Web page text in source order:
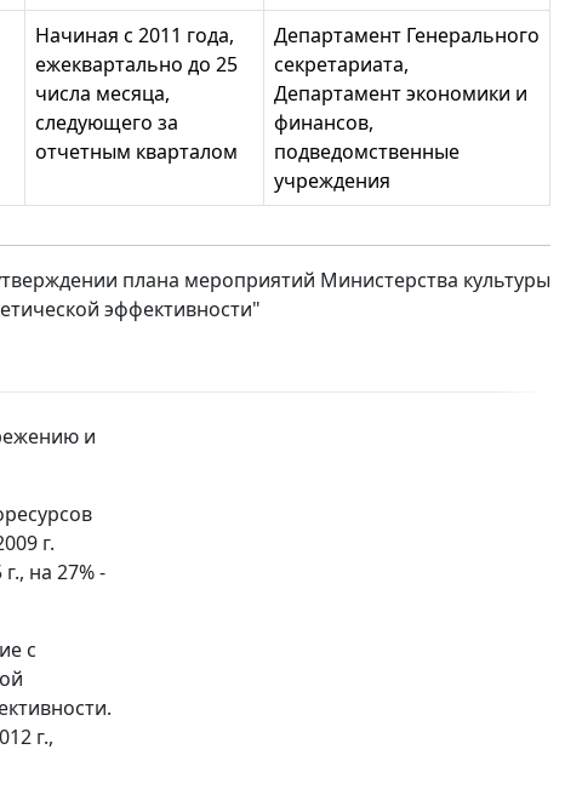
Начиная с 2011 года,
ежеквартально до 25
числа месяца,
следующего за
отчетным кварталом
Департамент Генерального
секретариата,
Департамент экономики и
финансов,
подведомственные
учреждения
плана мероприятий Министерства культуры
эффективности"
и
г.
на 27% -
с
г.,